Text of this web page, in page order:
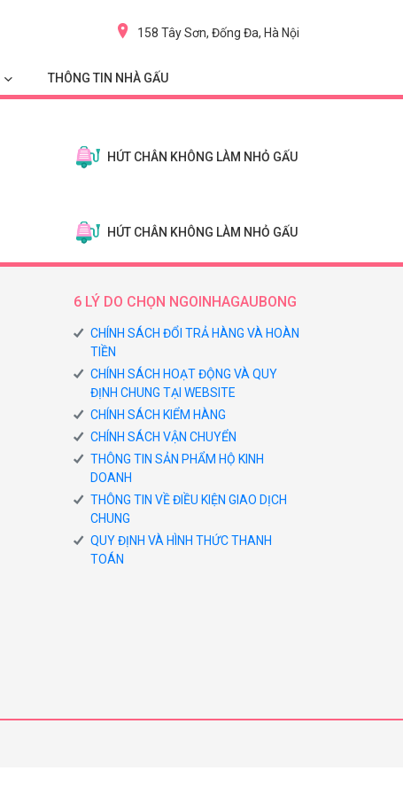
158 Tây Sơn, Đống Đa, Hà Nội
THÔNG TIN NHÀ GẤU
HÚT CHÂN KHÔNG LÀM NHỎ GẤU
HÚT CHÂN KHÔNG LÀM NHỎ GẤU
6 LÝ DO CHỌN NGOINHAGAUBONG
CHÍNH SÁCH ĐỔI TRẢ HÀNG VÀ HOÀN
TIỀN
CHÍNH SÁCH HOẠT ĐỘNG VÀ QUY
ĐỊNH CHUNG TẠI WEBSITE
CHÍNH SÁCH KIỂM HÀNG
CHÍNH SÁCH VẬN CHUYỂN
THÔNG TIN SẢN PHẨM HỘ KINH
DOANH
THÔNG TIN VỀ ĐIỀU KIỆN GIAO DỊCH
CHUNG
QUY ĐỊNH VÀ HÌNH THỨC THANH
TOÁN